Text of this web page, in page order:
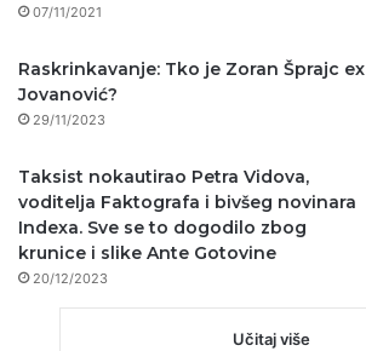
07/11/2021
Raskrinkavanje: Tko je Zoran Šprajc ex
Jovanović?
29/11/2023
Taksist nokautirao Petra Vidova,
voditelja Faktografa i bivšeg novinara
Indexa. Sve se to dogodilo zbog
krunice i slike Ante Gotovine
20/12/2023
Učitaj više